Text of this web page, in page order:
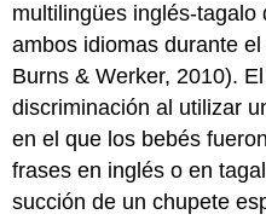
multilingües inglés-
ambos idiomas durante
Burns & Werker, 2010).
discriminación al utilizar
en el que los bebés
frases en inglés o en
succión de un chupete